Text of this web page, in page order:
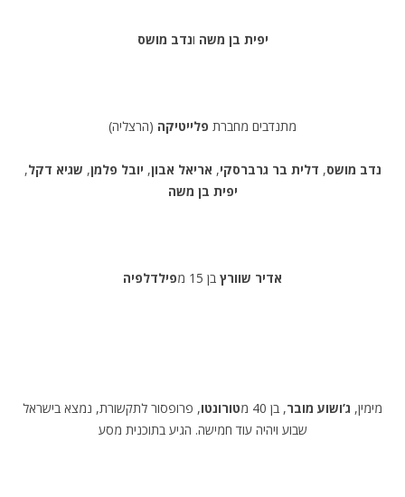
יפית בן משה ונדב מושס
מתנדבים מחברת פלייטיקה (הרצליה)
נדב מושס, דלית בר גרברסקי, אריאל אבון, יובל פלמן, שגיא דקל,
יפית בן משה
אדיר שוורץ בן 15 מ פילדלפיה
מימין, ג’ושוע מובר, בן 40 מ טורונטו, פרופסור לתקשורת, נמצא בישראל
שבוע ויהיה עוד חמישה. הגיע בתוכנית מסע